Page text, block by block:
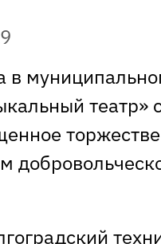
в
театр»